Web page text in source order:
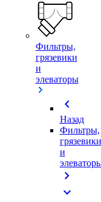
Фильтры,
грязевики
и
элеваторы
chevron_left
Назад
Фильтры,
грязевики
и
chevron_right
expand_more